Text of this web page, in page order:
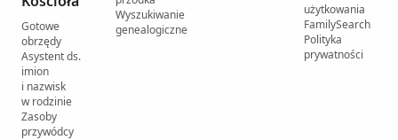
Gotowe
obrzędy
Asystent ds.
imion
i nazwisk
w rodzinie
Zasoby
przywódcy
Wyszukiwanie
genealogiczne
użytkowania
FamilySearch
Polityka
prywatności